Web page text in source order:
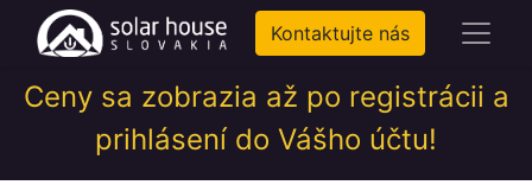
Kontaktujte nás
Ceny sa zobrazia až po registrácii a
prihlásení do Vášho účtu!